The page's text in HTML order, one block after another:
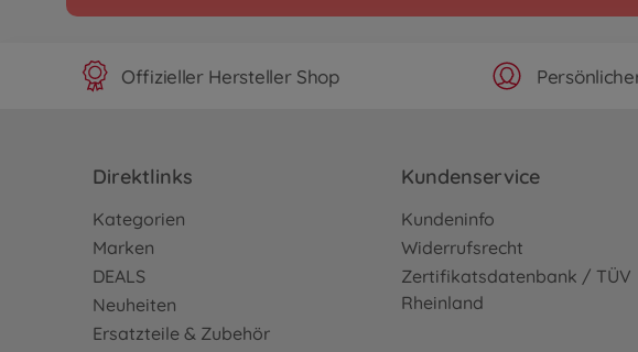
Offizieller Hersteller Shop
Direktlinks
Kategorien
Marken
DEALS
Neuheiten
Ersatzteile & Zubehör
Kundenservice
Kundeninfo
Widerrufsrecht
Zertifikatsdatenbank / TÜV
Rheinland